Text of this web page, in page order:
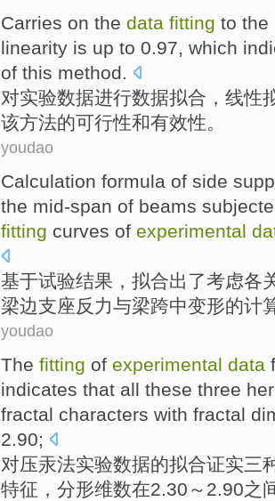
Carries on the data fitting to the
linearity is up to 0.97, which
of this method.
对实验数据进行数据拟合， 线性
该方法的可行性和有效性。
youdao
Calculation formula of side
the mid-span of beams
fitting curves of experimental
基于试验结果 ， 拟合出了考虑各
梁边支座反力与梁跨中变形的计
youdao
The fitting of experimental data
indicates that all these three
fractal characters with fractal
2.90;
对压汞法实验数据的拟合证实三
特征 ，分形维数在2.30～2.90之